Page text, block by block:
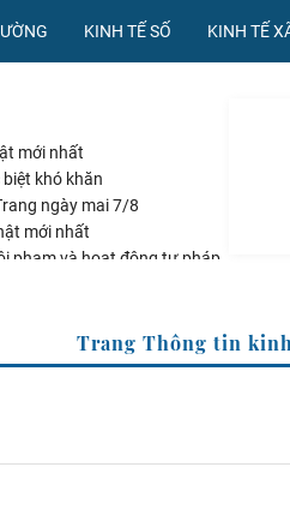
KINH TẾ SỐ KINH TẾ
mới nhất
khó khăn
ngày mai 7/8
mới nhất
phạm và hoạt động tư pháp
Trang Thông tin